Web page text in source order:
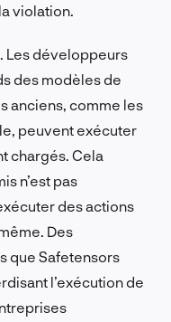
violation.
Les développeurs
des modèles de
anciens, comme les
peuvent exécuter
chargés. Cela
n’est pas
des actions
Des
que Safetensors
l’exécution de